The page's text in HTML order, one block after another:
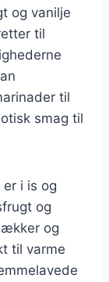
og vanilje
til
til
smag til
i is og
og
og
til varme